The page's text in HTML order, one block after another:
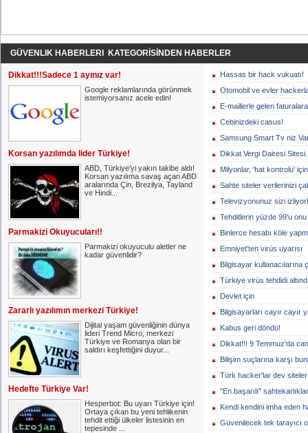
GÜVENLIK HABERLERI KATEGORİSİNDEN HABERLER
Dikkat!!!Sadece 1 ayınız var!
Google reklamlarında görünmek
istemiyorsanız acele edin!
Korsan yazılımda lider Türkiye!
ABD, Türkiye'yi yakın takibe aldı!
Korsan yazılıma savaş açan ABD
aralarında Çin, Brezilya, Tayland
ve Hindi...
Parmakizi Okuyucuları!!
Parmakizi okuyuculu aletler ne
kadar güvenlidir?
Zararlı yazılımın merkezi Türkiye!
Dijital yaşam güvenliğinin dünya
lideri Trend Micro, merkezi
Türkiye ve Romanya olan bir
saldırı keşfettiğini duyur...
Hedefte Türkiye Var!
Hesperbot: Bu uyarı Türkiye için!
Ortaya çıkan bu yeni tehlikenin
tehdit ettiği ülkeler listesinin en
tepesinde ...
Hassas bir hack vukuatı!
Otomobil ve evler
E-maillerle gelen
Cebinizdeki casus!
Samsung Smart Tv niz
Dikkat Vergi Dairesi
Milyonlar, 'hat kontrolü'
Sahte siteler verilerinizi
Televizyonunuz sizi izliyor!
Tehditlerin yüzde 99'u onu
Binlerce hesabı köle
Emniyet'ten virüs uyarısı
Bilgisayar kullanacılarına
Türkiye virüs tehdidi
Devlet için
Bilgisayarları cayır cayır
Kabus geri döndü!
Dikkat!!! 9 Temmuz'da
Bilişim suçlarına karşı
Türk hacker'lar dev
"En başarılı"
Kendi kendini imha eden
Güvenilecek tek tarayıcı